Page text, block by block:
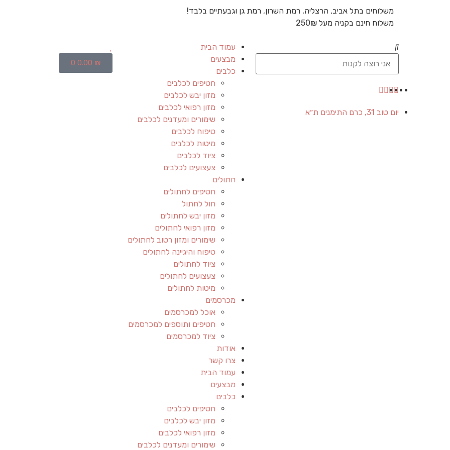
משלוחים בתל אביב, הרצליה, רמת השרון, רמת גן וגבעתיים בלבד!
משלוח חינם בקניה מעל 250₪
יום טוב 31, כרם התימנים ת״א
עמוד הבית
מבצעים
כלבים
חטיפים לכלבים
מזון יבש לכלבים
מזון רפואי לכלבים
שימורים ומעדנים לכלבים
טיפוח לכלבים
מיטות לכלבים
ציוד לכלבים
צעצועים לכלבים
חתולים
חטיפים לחתולים
חול לחתול
מזון יבש לחתולים
מזון רפואי לחתולים
שימורים ומזון רטוב לחתולים
טיפוח והיגיינה לחתולים
ציוד לחתולים
צעצועים לחתולים
מיטות לחתולים
מכרסמים
אוכל למכרסמים
חטיפים ותוספים למכרסמים
ציוד למכרסמים
אודות
צרו קשר
עמוד הבית
מבצעים
כלבים
חטיפים לכלבים
מזון יבש לכלבים
מזון רפואי לכלבים
שימורים ומעדנים לכלבים
0.00 ₪
0